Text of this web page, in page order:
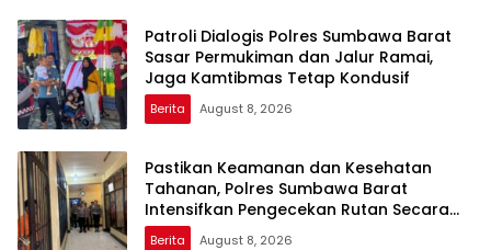
Patroli Dialogis Polres Sumbawa Barat
Sasar Permukiman dan Jalur Ramai,
Jaga Kamtibmas Tetap Kondusif
Berita August 8, 2026
Pastikan Keamanan dan Kesehatan
Tahanan, Polres Sumbawa Barat
Intensifkan Pengecekan Rutan Secara
Berkala
Berita August 8, 2026